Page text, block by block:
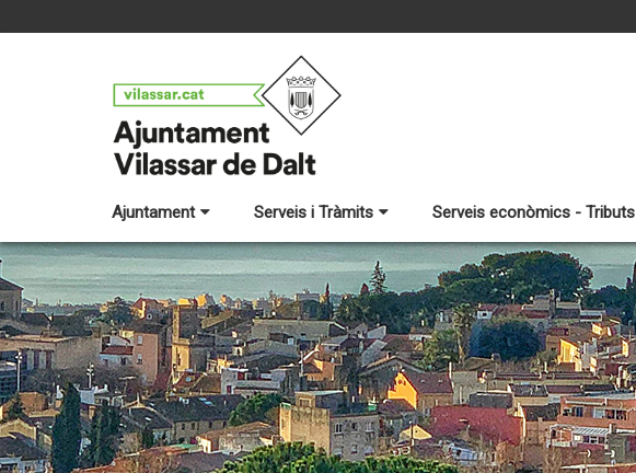
Ajuntament Serveis i Tràmits Serveis econòmics - Tributs